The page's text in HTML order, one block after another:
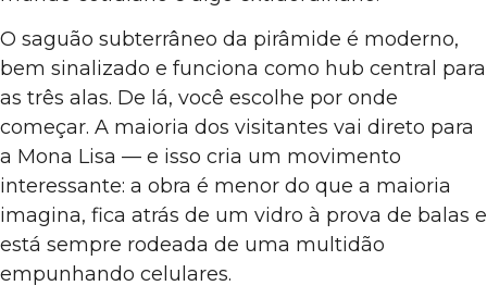
O saguão subterrâneo da pirâmide é moderno,
bem sinalizado e funciona como hub central para
as três alas. De lá, você escolhe por onde
começar. A maioria dos visitantes vai direto para
a Mona Lisa — e isso cria um movimento
interessante: a obra é menor do que a maioria
imagina, fica atrás de um vidro à prova de balas e
está sempre rodeada de uma multidão
empunhando celulares.